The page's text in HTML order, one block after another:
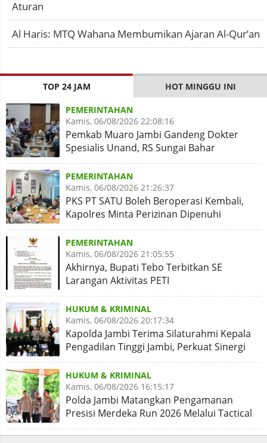
Aturan
Al Haris: MTQ Wahana Membumikan Ajaran Al-Qur’an
TOP 24 JAM HOT MINGGU INI
PEMERINTAHAN
Kamis, 06/08/2026 22:08:16
Pemkab Muaro Jambi Gandeng Dokter
Spesialis Unand, RS Sungai Bahar
Disiapkan Naik Kelas
PEMERINTAHAN
Kamis, 06/08/2026 21:26:37
PKS PT SATU Boleh Beroperasi Kembali,
Kapolres Minta Perizinan Dipenuhi
PEMERINTAHAN
Kamis, 06/08/2026 21:05:55
Akhirnya, Bupati Tebo Terbitkan SE
Larangan Aktivitas PETI
HUKUM & KRIMINAL
Kamis, 06/08/2026 20:17:34
Kapolda Jambi Terima Silaturahmi Kepala
Pengadilan Tinggi Jambi, Perkuat Sinergi
Antar Lembaga
HUKUM & KRIMINAL
Kamis, 06/08/2026 16:15:17
Polda Jambi Matangkan Pengamanan
Presisi Merdeka Run 2026 Melalui Tactical
Floor Game